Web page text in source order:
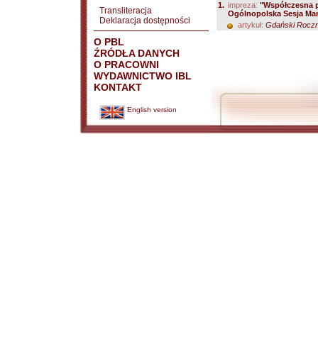
Transliteracja
Deklaracja dostępności
O PBL
ŹRÓDŁA DANYCH
O PRACOWNI
WYDAWNICTWO IBL
KONTAKT
English version
1. impreza: "Współczesna
Ogólnopolska Sesja
artykuł: Gdański